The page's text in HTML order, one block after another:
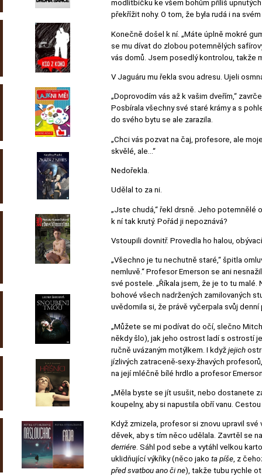
modlitbičku ke všem bohům příliš
překřížit nohy. O tom, že byla rudá i na
Konečně došel k ní. „Máte úplně mokré
se mu dívat do zlobou potemnělých
vás domů. Jsem posedlý kontrolou, takže
V Jaguáru mu řekla svou adresu. Ujeli
„Doprovodím vás až k vašim dveřím,“
Posbírala všechny své staré krámy a s
do svého bytu se ale zarazila.
„Chci vás pozvat na čaj, profesore, ale
skvělé, ale…“
Nedořekla.
Udělal to za ni.
„Jste chudá,“ řekl drsně. Jeho potemnělé
k ní tak krutý. Pořád ji nepoznává?
Vstoupili dovnitř. Provedla ho halou,
„Všechno je tu nechutně staré,“ špitla
nemluvě.“ Profesor Emerson se ani
své postele. „Říkala jsem, že je to tu
bohové všech nadržených zamilovaných
uvědomila si, že právě vyčerpala svůj
„Můžete se mi podívat do očí, slečno
někdy šlo), jak jeho ostrost ladí s ostrostí
ručně uvázaným motýlkem. I když jejich
jízlivých zatraceně-sexy-žhavých
na její mléčně bílé hrdlo a profesor
„Měla byste se jít usušit, nebo dostanete
koupelny, aby si napustila obří vanu.
Když zmizela, profesor si znovu upravil
děvek, aby s tím něco udělala. Zavrtěl se
derriére. Sáhl pod sebe a vytáhl velkou
uklidňující výkřiky (něco jako ta píše, z
před svatbou ano či ne), takže tubu rychle